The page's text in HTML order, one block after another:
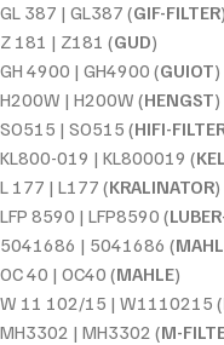
GL 387 | GL387 (GIF-FILTER)
Z 181 | Z181 (GUD)
GH 4900 | GH4900 (GUIOT)
H200W | H200W (HENGST)
SO515 | SO515 (HIFI-
KL800-019 | KL800019 (
L 177 | L177 (KRALINATOR)
LFP 8590 | LFP8590 (
5041686 | 5041686 (
OC 40 | OC40 (MAHLE)
W 11 102/15 | W1110215 (
MH3302 | MH3302 (M-